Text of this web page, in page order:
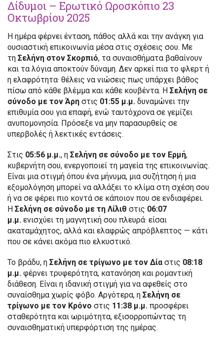
Δίδυμοι – Ερωτικό Ωροσκόπιο 23
Οκτωβρίου 2025
Η ημέρα φέρνει ένταση, πάθος αλλά και την ανάγκη για
ουσιαστική επικοινωνία μέσα στις σχέσεις σου. Με
τη Σελήνη στον Σκορπιό, τα συναισθήματα βαθαίνουν
και τα λόγια αποκτούν δύναμη. Δεν αρκεί πια το φλερτ ή
η ελαφρότητα· θέλεις να νιώσεις πως υπάρχει βάθος
πίσω από κάθε βλέμμα και κάθε κουβέντα. Η Σελήνη σε
σύνοδο με τον Άρη στις 01:55 μ.μ. δυναμώνει την
επιθυμία σου για επαφή, ενώ ταυτόχρονα σε γεμίζει
ανυπομονησία. Πρόσεξε να μην παρασυρθείς σε
υπερβολές ή λεκτικές εντάσεις.
Στις 05:56 μ.μ., η Σελήνη σε σύνοδο με τον Ερμή,
κυβερνήτη σου, ενεργοποιεί τη μαγεία της επικοινωνίας.
Είναι μια στιγμή όπου ένα μήνυμα, μια συζήτηση ή μια
εξομολόγηση μπορεί να αλλάξει το κλίμα στη σχέση σου
ή να σε φέρει πιο κοντά σε κάποιον που σε ενδιαφέρει.
Η Σελήνη σε σύνοδο με τη Λίλιθ στις 06:07
μ.μ. ενισχύει τη μαγνητική σου πλευρά· είσαι
ακαταμάχητος, αλλά και ελαφρώς απρόβλεπτος — κάτι
που σε κάνει ακόμα πιο ελκυστικό.
Το βράδυ, η Σελήνη σε τρίγωνο με τον Δίαστις 08:18
μ.μ. φέρνει τρυφερότητα, κατανόηση και ρομαντική
διάθεση. Είναι η ιδανική στιγμή για να αφεθείς στο
συναίσθημα χωρίς φόβο. Αργότερα, η Σελήνη σε
τρίγωνο με τον Κρόνο στις 11:38 μ.μ. προσφέρει
σταθερότητα και ωριμότητα, εξισορροπώντας τη
συναισθηματική υπερφόρτιση της ημέρας.